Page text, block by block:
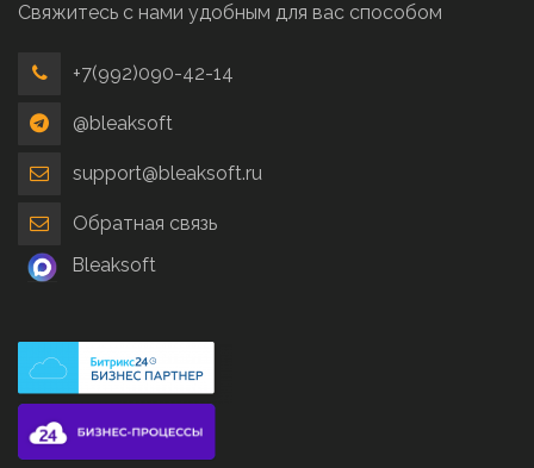
Свяжитесь с нами удобным для вас способом
+7(992)090-42-14
@bleaksoft
support@bleaksoft.ru
Обратная связь
Bleaksoft